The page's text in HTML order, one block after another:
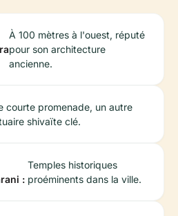
À 100 mètres à l'ouest, réputé
pour son architecture
ancienne.
courte promenade, un autre
shivaïte clé.
:
Temples historiques
proéminents dans la ville.